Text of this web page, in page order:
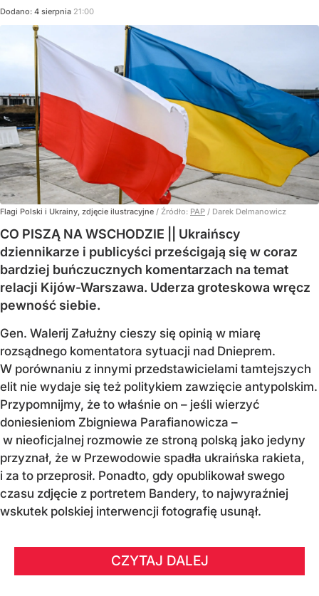
Dodano: 4 sierpnia 21:00
Flagi Polski i Ukrainy, zdjęcie ilustracyjne / Źródło: PAP / Darek Delmanowicz
CO PISZĄ NA WSCHODZIE || Ukraińscy
dziennikarze i publicyści prześcigają się w coraz
bardziej buńczucznych komentarzach na temat
relacji Kijów-Warszawa. Uderza groteskowa wręcz
pewność siebie.
Gen. Walerij Załużny cieszy się opinią w miarę
rozsądnego komentatora sytuacji nad Dnieprem.
W porównaniu z innymi przedstawicielami tamtejszych
elit nie wydaje się też politykiem zawzięcie antypolskim.
Przypomnijmy, że to właśnie on – jeśli wierzyć
doniesieniom Zbigniewa Parafianowicza –
w nieoficjalnej rozmowie ze stroną polską jako jedyny
przyznał, że w Przewodowie spadła ukraińska rakieta,
i za to przeprosił. Ponadto, gdy opublikował swego
czasu zdjęcie z portretem Bandery, to najwyraźniej
wskutek polskiej interwencji fotografię usunął.
CZYTAJ DALEJ